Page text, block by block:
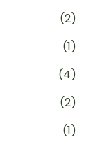
(2)
(1)
(4)
(2)
(1)